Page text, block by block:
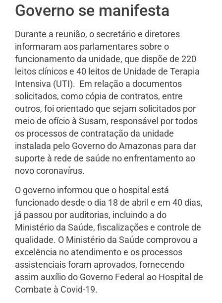
Governo se manifesta
Durante a reunião, o secretário e diretores
informaram aos parlamentares sobre o
funcionamento da unidade, que dispõe de 220
leitos clínicos e 40 leitos de Unidade de Terapia
Intensiva (UTI). Em relação a documentos
solicitados, como cópia de contratos, entre
outros, foi orientado que sejam solicitados por
meio de ofício à Susam, responsável por todos
os processos de contratação da unidade
instalada pelo Governo do Amazonas para dar
suporte à rede de saúde no enfrentamento ao
novo coronavírus.
O governo informou que o hospital está
funcionado desde o dia 18 de abril e em 40 dias,
já passou por auditorias, incluindo a do
Ministério da Saúde, fiscalizações e controle de
qualidade. O Ministério da Saúde comprovou a
excelência no atendimento e os processos
assistenciais foram aprovados, fornecendo
assim auxílio do Governo Federal ao Hospital de
Combate à Covid-19.